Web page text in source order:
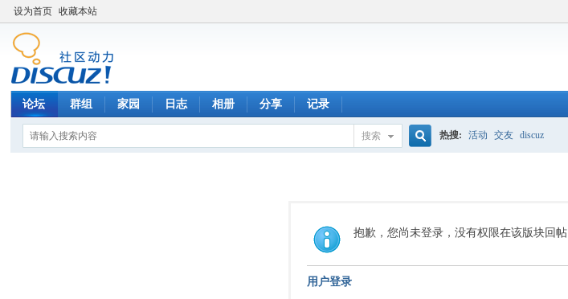
设为首页 收藏本站
论坛 群组 家园 日志 相册 分享 记录
搜索
索
热搜: 活动 交友 discuz
抱歉，您尚未登录，没有权限在该版块回帖
用户登录